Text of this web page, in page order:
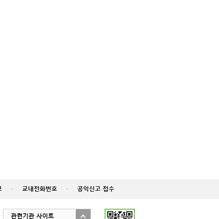
· 교내전화번호 · 공익신고 접수
관련기관 사이트